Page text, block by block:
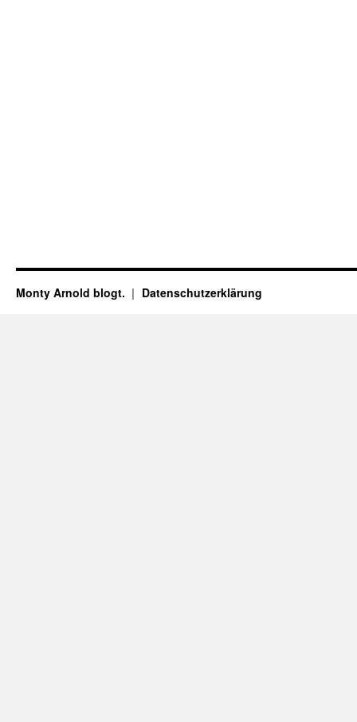
Monty Arnold blogt. Datenschutz­erklärung